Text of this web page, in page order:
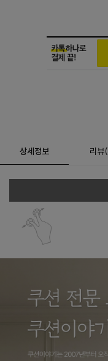
상세정보 리뷰(